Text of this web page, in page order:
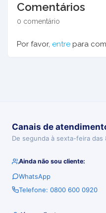
Comentários
0 comentário
Por favor, entre para
Canais de
De segunda à sexta-feira das
Ainda não sou cliente:
WhatsApp
Telefone: 0800 600 0920